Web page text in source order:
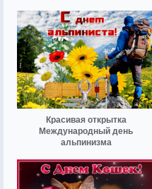
Красивая открытка
Международный день
альпинизма